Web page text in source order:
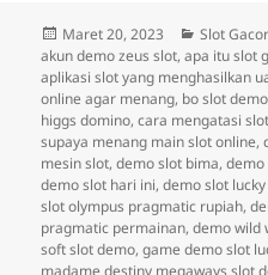
Diposkan
pada
Maret 20, 2023 Kategori
Slot
akun demo zeus slot,apa itu slot
aplikasi slot yang menghasilkan
online agar menang, bo slot demo
higgs domino,cara mengatasi
supaya menang main slot online,
mesin slot,demo slot bima,demo
demo slot hari ini,demo slot
slot olympus pragmatic rupiah,
pragmatic permainan,demo wild
soft slot demo,game demo slot
madame destiny megaways slot